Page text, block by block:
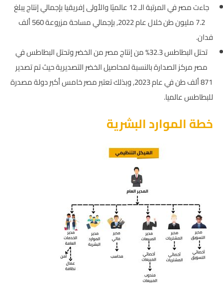
جاءت مصر في المرتبة الـ 12 عالميًا والأولى إفريقيا بإجمالي إنتاج يبلغ
7.2 مليون طن خلال عام 2022, بإجمالي مساحة مزروعة 560 ألف
فدان.
تحتل البطاطس 32.3% من إنتاج مصر من الخضر وتحتل البطاطس في
مصر مركز الصدارة بالنسبة لمحاصيل الخضر التصديرية حيث تم تصدير
871 ألف طن في عام 2023, وبذلك تعتبر مصر خامس أكبر دولة مصدرة
للبطاطس عالميا.
خطة الموارد البشرية